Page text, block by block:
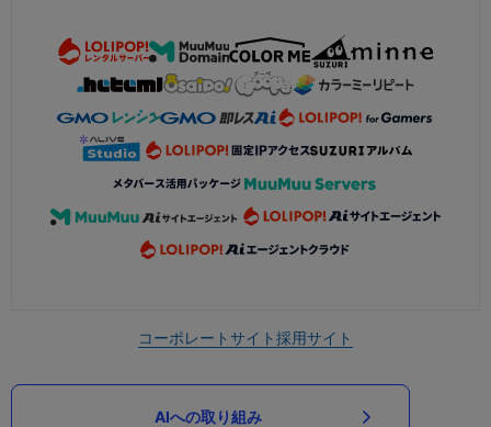
コーポレートサイト採用サイト
AIへの取り組み